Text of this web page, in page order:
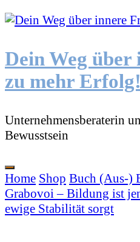
Dein Weg
zu mehr Erfolg!
Unternehmensberaterin
Bewusstsein
Home Shop Buch (Aus-)
Grabovoi – Bildung ist
ewige Stabilität sorgt